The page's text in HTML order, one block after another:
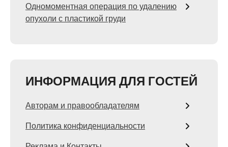
Одномоментная операция по удалению
опухоли с пластикой груди
ИНФОРМАЦИЯ ДЛЯ ГОСТЕЙ
Авторам и правообладателям
Политика конфиденциальности